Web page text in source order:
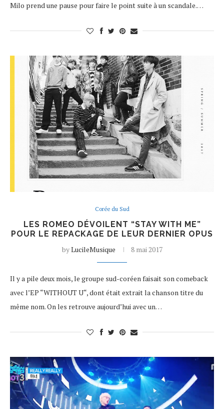
Milo prend une pause pour faire le point suite à un scandale.…
Corée du Sud
LES ROMEO DÉVOILENT “STAY WITH ME”
POUR LE REPACKAGE DE LEUR DERNIER OPUS
byLucileMusique 8 mai 2017
Il y a pile deux mois, le groupe sud-coréen faisait son comeback
avec l’EP “WITHOUT U“, dont était extrait la chanson titre du
même nom. On les retrouve aujourd’hui avec un…